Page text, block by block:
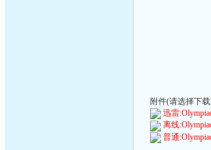
附件(请选择下
迅雷
离线
普通